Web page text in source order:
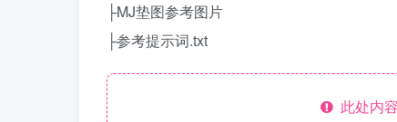
├MJ垫图参考图片
├参考提示词.txt
此处内